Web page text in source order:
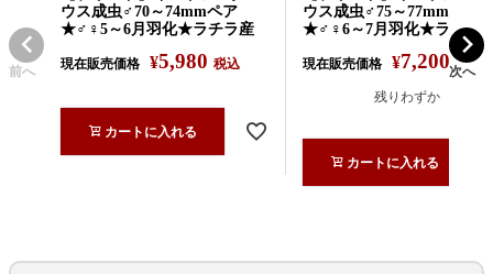
前へ
ウス成虫♂70～74mmペア
★♂♀5～6月羽化★ラチラ産
現在販売価格 ¥5,980 税込
カートに入れる
ウス成虫♂75～77mmペア
★♂♀6～7月羽化★ラチラ
現在販売価格 ¥7,200 税込
残りわずか
カートに入れる
次へ